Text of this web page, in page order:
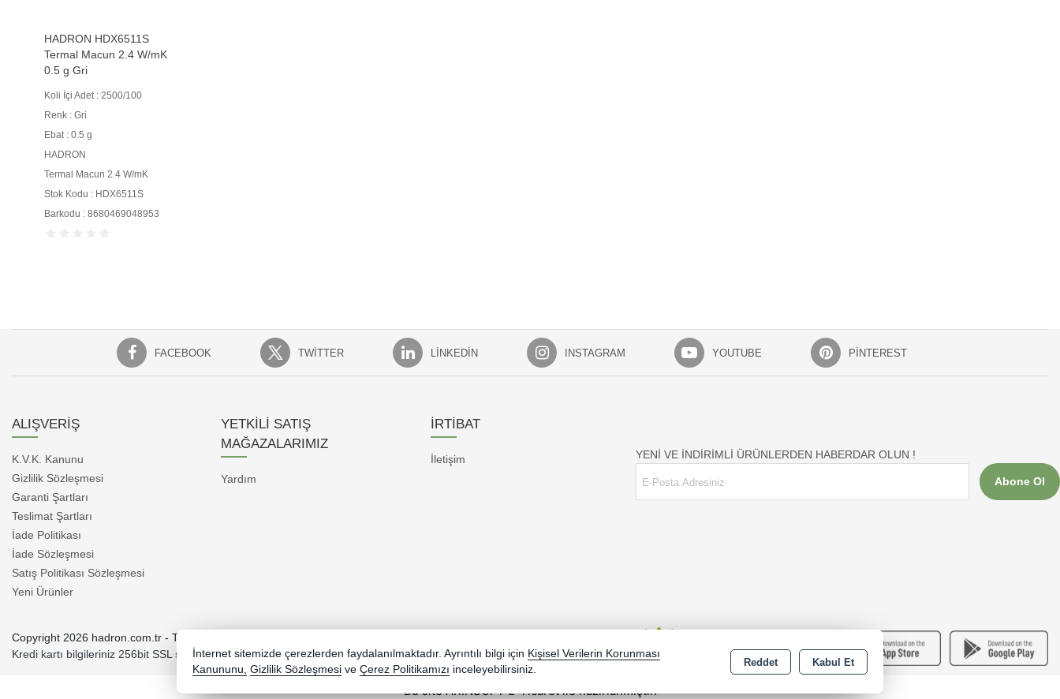
HADRON HDX6511S
Termal Macun 2.4 W/mK
0.5 g Gri
Koli İçi Adet : 2500/100
Renk : Gri
Ebat : 0.5 g
HADRON
Termal Macun 2.4 W/mK
Stok Kodu : HDX6511S
Barkodu : 8680469048953
FACEBOOK TWITTER LINKEDIN INSTAGRAM YOUTUBE PINTEREST
ALIŞVERİŞ
K.V.K. Kanunu
Gizlilik Sözleşmesi
Garanti Şartları
Teslimat Şartları
İade Politikası
İade Sözleşmesi
Satış Politikası Sözleşmesi
Yeni Ürünler
YETKİLİ SATIŞ
MAĞAZALARIMIZ
Yardım
İRTİBAT
İletişim YENİ VE İNDİRİMLİ ÜRÜNLERDEN HABERDAR OLUN !
Abone Ol
Copyright 2026 hadron.com.tr - Tüm hakları saklıdır.
Kredi kartı bilgileriniz 256bit SSL sertifikası ile korunmaktadır.
Bu site AKINSOFT E-Ticaret ile hazırlanmıştır.
İnternet sitemizde çerezlerden faydalanılmaktadır. Ayrıntılı bilgi için Kişisel Verilerin Korunması
Kanununu, Gizlilik Sözleşmesi ve Çerez Politikamızı inceleyebilirsiniz.
Reddet Kabul Et